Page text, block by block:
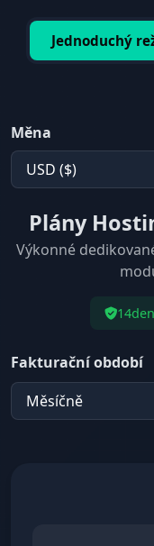
Jednoduchý
Měna
Plány
Výkonné
Fakturační období